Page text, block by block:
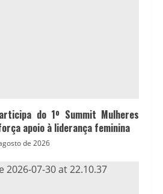
do 1º Summit Mulheres
apoio à liderança feminina
de 2026